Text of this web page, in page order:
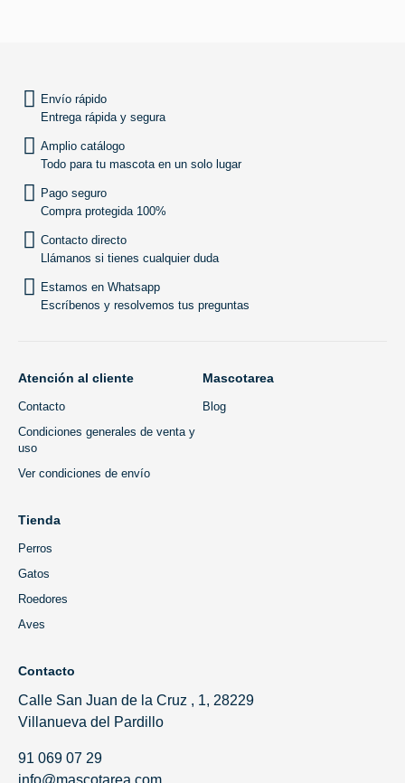
Envío rápido
Entrega rápida y segura
Amplio catálogo
Todo para tu mascota en un solo lugar
Pago seguro
Compra protegida 100%
Contacto directo
Llámanos si tienes cualquier duda
Estamos en Whatsapp
Escríbenos y resolvemos tus preguntas
Atención al cliente
Contacto
Condiciones generales de venta y
uso
Ver condiciones de envío
Mascotarea
Blog
Tienda
Perros
Gatos
Roedores
Aves
Contacto
Calle San Juan de la Cruz , 1, 28229
Villanueva del Pardillo
91 069 07 29